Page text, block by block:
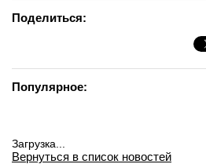
Поделиться:
Популярное:
Загрузка...
Вернуться в список новостей